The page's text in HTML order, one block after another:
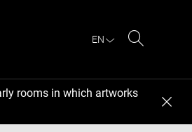
EN
rooms in which artworks